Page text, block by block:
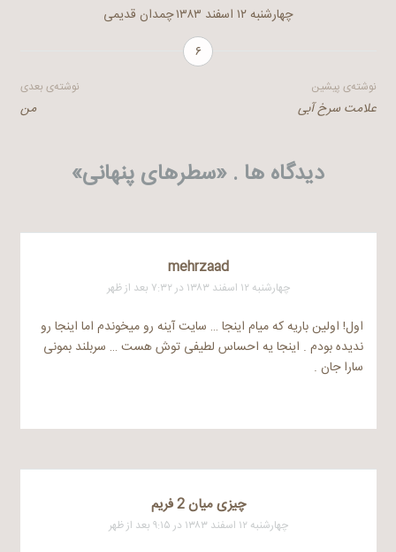
چهارشنبه ۱۲ اسفند ۱۳۸۳
چمدان قدیمی
۶
راهبری
نوشته‌ی پیشین
علامت سرخ آبی
نوشته‌ی بعدی
من
دیدگاه ها . «سطرهای پنهانی»
mehrzaad
چهارشنبه ۱۲ اسفند ۱۳۸۳ در ۷:۳۲ بعد از ظهر
اول! اولین باریه که میام اینجا … سایت آینه رو میخوندم اما اینجا رو
ندیده بودم . اینجا یه احساس لطیفی توش هست … سربلند بمونی
سارا جان .
چیزی میان 2 فریم
چهارشنبه ۱۲ اسفند ۱۳۸۳ در ۹:۱۵ بعد از ظهر